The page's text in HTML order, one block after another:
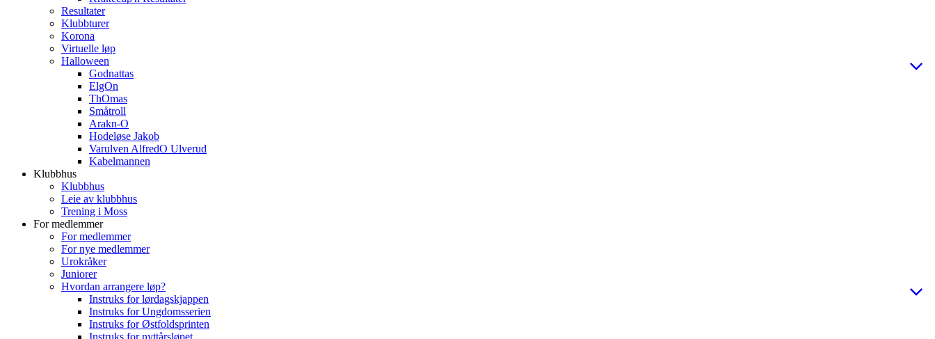
Resultater
Klubbturer
Korona
Virtuelle løp
Halloween
Godnattas
ElgOn
ThOmas
Småtroll
Arakn-O
Hodeløse Jakob
Varulven AlfredO Ulverud
Kabelmannen
Klubbhus
Klubbhus
Leie av klubbhus
Trening i Moss
For medlemmer
For medlemmer
For nye medlemmer
Urokråker
Juniorer
Hvordan arrangere løp?
Instruks for lørdagskjappen
Instruks for Ungdomsserien
Instruks for Østfoldsprinten
Instruks for nyttårsløpet